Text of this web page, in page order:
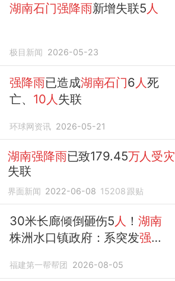
湖南石门强降雨新增失联5人
极目新闻 2026-05-23
强降雨已造成湖南石门6人死
亡、 10人失联
环球网资讯 2026-05-21
湖南强降雨已致179.45万人受灾
失联
界面新闻 2022-06-08 15208 跟贴
30米长廊倾倒砸伤5人 ！ 湖南
株洲水口镇政府：系突发强降
福建第一帮帮团 2026-08-05